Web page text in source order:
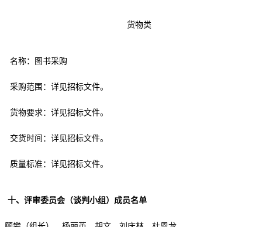
货物类
名称： 图书采购
采购范围：详见招标文件。
货物要求：详见招标文件。
交货时间：详见招标文件。
质量标准：详见招标文件。
十、评审委员会（谈判小组）成员名单